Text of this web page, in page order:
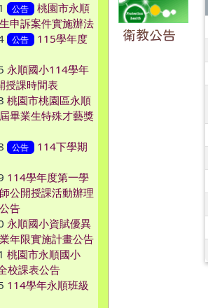
公告
桃園市永順
申訴案件實施辦法
公告
115學年度
永順國小114學年
授課時間表
桃園市桃園區永順
畢業生特殊才藝獎
公告
114下學期
114學年度第一學
公開授課活動辦理
告
永順國小資賦優異
年限實施計畫公告
桃園市永順國小
校課表公告
114學年永順班級
衛教公告